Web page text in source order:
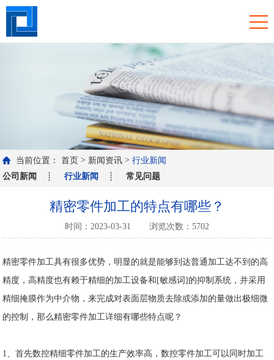
当前位置： 首页 > 新闻资讯 >行业新闻
公司新闻
行业新闻 常见问题
精密零件加工的特点有哪些？
时间：2023-03-31 浏览次数：5702
精密零件加工具有很多优势，明显的就是能够到达普通加工达不到的高
精度，高精度也有赖于精细的加工设备和[敏感词]的抑制系统，并采用
精细掩膜作为中介物，来完成对表面层物质去除或添加的量做出极细微
的控制，那么精密零件加工详细有哪些特点呢？
1、首先数控精细零件加工的生产效率高，数控零件加工可以同时加工